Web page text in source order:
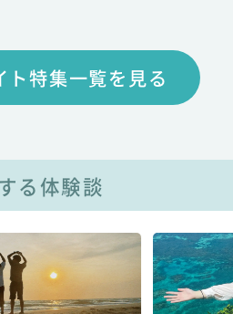
ト特集一覧を見る
る体験談